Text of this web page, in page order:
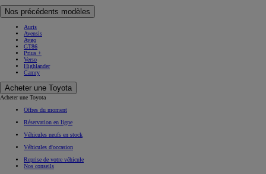
Nos précédents modèles
Auris
Avensis
Aygo
GT86
Prius +
Verso
Highlander
Camry
Acheter une Toyota
Acheter une Toyota
Offres du moment
Réservation en ligne
Véhicules neufs en stock
Véhicules d'occasion
Reprise de votre véhicule
Nos conseils